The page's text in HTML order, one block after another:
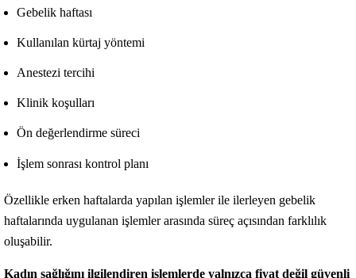
Gebelik haftası
Kullanılan kürtaj yöntemi
Anestezi tercihi
Klinik koşulları
Ön değerlendirme süreci
İşlem sonrası kontrol planı
Özellikle erken haftalarda yapılan işlemler ile ilerleyen gebelik
haftalarında uygulanan işlemler arasında süreç açısından farklılık
oluşabilir.
Kadın sağlığını ilgilendiren işlemlerde yalnızca fiyat değil güvenli